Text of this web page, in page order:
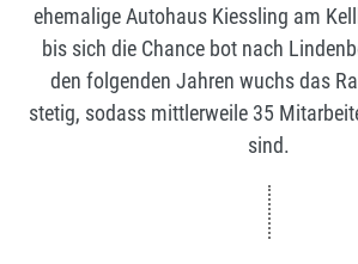
ehemalige Autohaus Kiessling am
bis sich die Chance bot nach
den folgenden Jahren wuchs das
stetig, sodass mittlerweile 35
sind.